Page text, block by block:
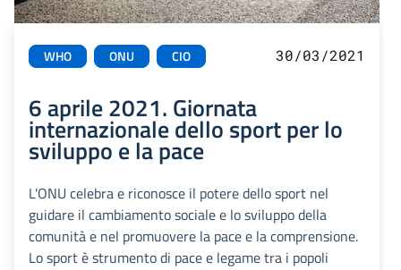
WHO ONU CIO 30/03/2021
6 aprile 2021. Giornata
internazionale dello sport per lo
sviluppo e la pace
L'ONU celebra e riconosce il potere dello sport nel
guidare il cambiamento sociale e lo sviluppo della
comunità e nel promuovere la pace e la comprensione.
Lo sport è strumento di pace e legame tra i popoli